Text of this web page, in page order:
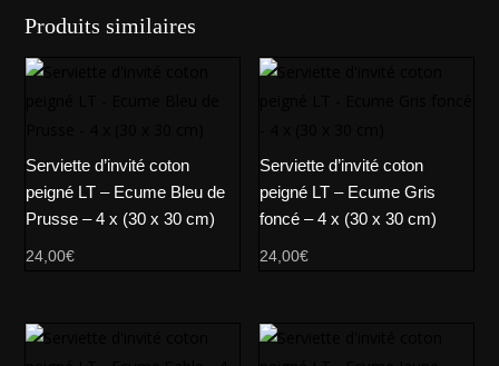
Produits similaires
Serviette d’invité coton
peigné LT – Ecume Bleu de
Prusse – 4 x (30 x 30 cm)
24,00€
Serviette d’invité coton
peigné LT – Ecume Gris
foncé – 4 x (30 x 30 cm)
24,00€